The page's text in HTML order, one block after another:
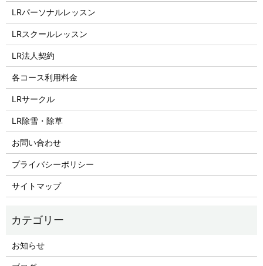
LRパーソナルレッスン
LRスクールレッスン
LR法人契約
各コース利用料金
LRサークル
LR除雪・除草
お問い合わせ
プライバシーポリシー
サイトマップ
お知らせ